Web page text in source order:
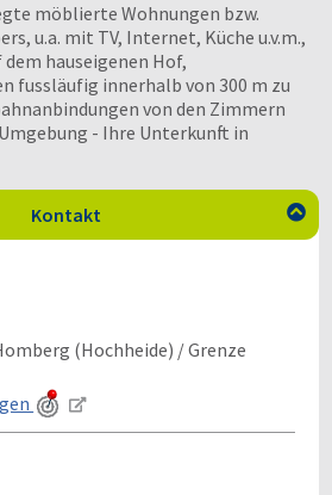
möblierte Wohnungen bzw.
u.a. mit TV, Internet, Küche u.v.m.,
hauseigenen Hof,
fussläufig innerhalb von 300 m zu
von den Zimmern
- Ihre Unterkunft in
Kontakt 
(Hochheide) / Grenze